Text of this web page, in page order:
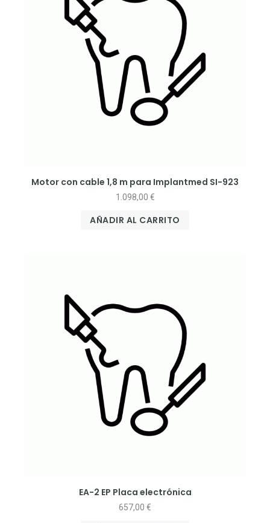
Motor con cable 1,8 m para Implantmed SI-923
1.098,00 €
AÑADIR AL CARRITO
EA-2 EP Placa electrónica
657,00 €